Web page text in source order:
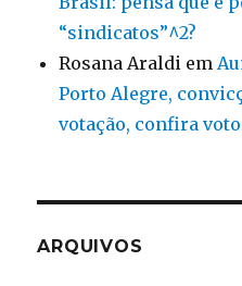
“sindicatos”^2?
Rosana Araldi em
Porto Alegre,
votação, confira
ARQUIVOS